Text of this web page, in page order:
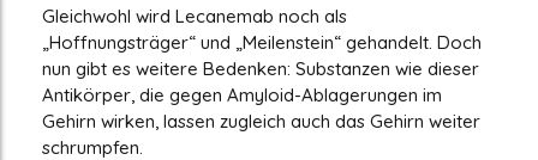
Gleichwohl wird Lecanemab noch als
„Hoffnungsträger“ und „Meilenstein“ gehandelt. Doch
nun gibt es weitere Bedenken: Substanzen wie dieser
Antikörper, die gegen Amyloid-Ablagerungen im
Gehirn wirken, lassen zugleich auch das Gehirn weiter
schrumpfen.